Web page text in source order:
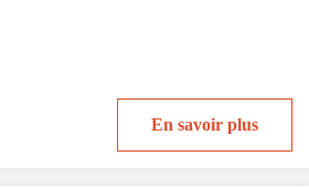
En savoir plus